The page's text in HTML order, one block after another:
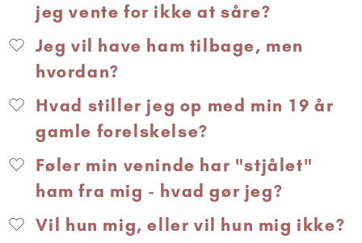
jeg vente for ikke at såre?
Jeg vil have ham tilbage, men
hvordan?
Hvad stiller jeg op med min 19 år
gamle forelskelse?
Føler min veninde har "stjålet"
ham fra mig - hvad gør jeg?
Vil hun mig, eller vil hun mig ikke?